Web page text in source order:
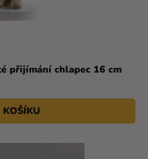
přijímání chlapec 16 cm